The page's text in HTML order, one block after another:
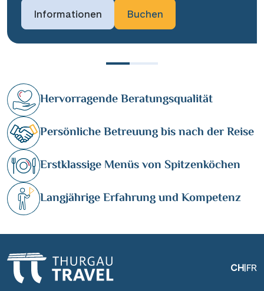
Informationen Buchen
Hervorragende Beratungsqualität
Persönliche Betreuung bis nach der Reise
Erstklassige Menüs von Spitzenköchen
Langjährige Erfahrung und Kompetenz
CH|FR